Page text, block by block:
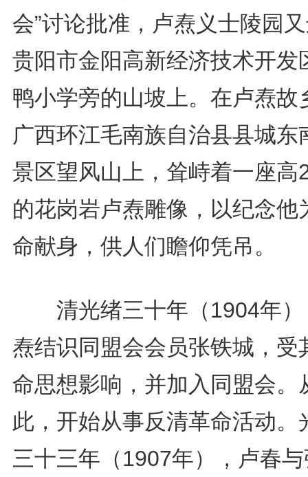
会”讨论批准，卢焘义士陵园
贵阳市金阳高新经济技术开发
鸭小学旁的山坡上。在卢焘故
广西环江毛南族自治县县城东
景区望风山上，耸峙着一座高
的花岗岩卢焘雕像，以纪念他
命献身，供人们瞻仰凭吊。
清光绪三十年（1904年）
焘结识同盟会会员张铁城，受
命思想影响，并加入同盟会。
此，开始从事反清革命活动。
三十三年（1907年），卢春